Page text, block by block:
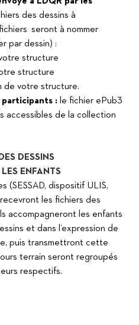
des dessins à
seront à nommer
par dessin) :
structure
structure
de votre structure.
participants : le fichier ePub3
accessibles de la collection
DESSINS
ENFANTS
(SESSAD, dispositif ULIS,
les fichiers des
accompagneront les enfants
et dans l’expression de
puis transmettront cette
terrain seront regroupés
respectifs.